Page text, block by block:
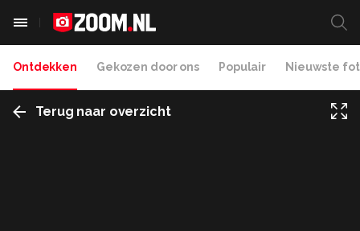
Ontdekken Gekozen door ons Populair Nieuwste
Terug naar overzicht